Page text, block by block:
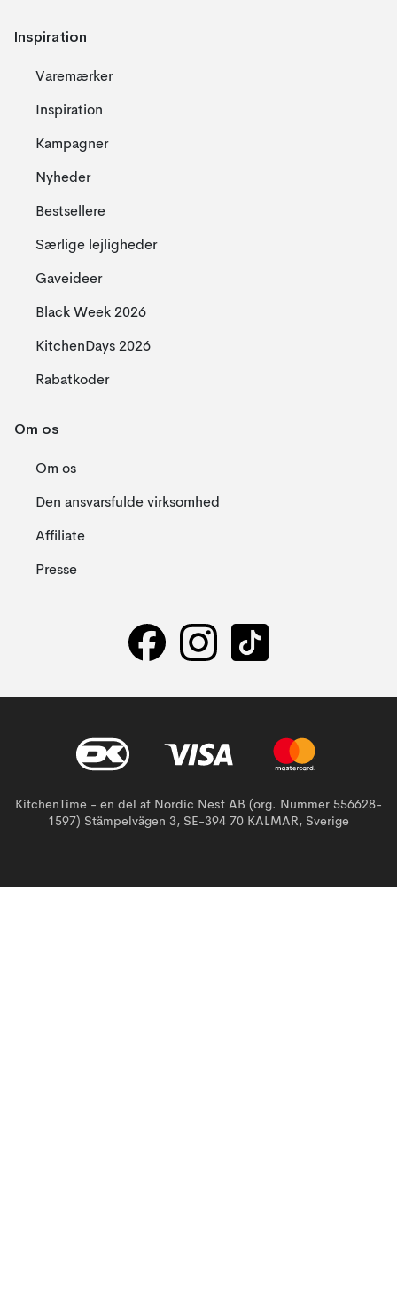
Inspiration
Varemærker
Inspiration
Kampagner
Nyheder
Bestsellere
Særlige lejligheder
Gaveideer
Black Week 2026
KitchenDays 2026
Rabatkoder
Om os
Om os
Den ansvarsfulde virksomhed
Affiliate
Presse
KitchenTime - en del af Nordic Nest AB (org. Nummer 556628-
1597) Stämpelvägen 3, SE-394 70 KALMAR, Sverige